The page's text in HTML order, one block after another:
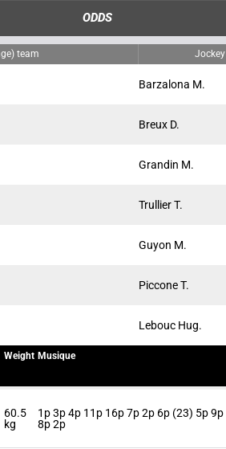
ODDS
team Jockey
Barzalona M.
Breux D.
Grandin M.
Trullier T.
Guyon M.
Piccone T.
Lebouc Hug.
Weight Musique
60.5
kg
1p 3p 4p 11p 16p 7p 2p 6p (23) 5p 9p
8p 2p